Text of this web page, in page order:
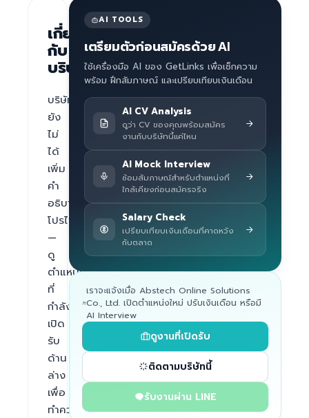
เกี่ยว
กับ
บริษัท
บริษัท
ยัง
ไม่
ได้
เพิ่ม
คำ
อธิบาย
โปรไฟล์
—
ดู
ตำแหน่ง
ที่
กำลัง
เปิด
รับ
ด้าน
ล่าง
เพื่อ
ทำความ
AI TOOLS
เตรียมตัวก่อนสมัครด้วย AI
ใช้เครื่องมือ AI ของ GetLinks เพื่อเช็กความ
พร้อม ฝึกสัมภาษณ์ และเปรียบเทียบเงินเดือน
AI CV Analysis
ดูว่า CV ของคุณพร้อมสมัคร
งานกับบริษัทนี้แค่ไหน
AI Mock Interview
ซ้อมสัมภาษณ์สำหรับตำแหน่งที่
ใกล้เคียงก่อนสมัครจริง
Salary Check
เปรียบเทียบเงินเดือนที่คาดหวัง
กับตลาด
เราจะแจ้งเมื่อ Abstech Online Solutions
Co., Ltd. เปิดตำแหน่งใหม่ ปรับเงินเดือน หรือมี
AI Interview
ดูงานที่เปิดรับ
ติดตามบริษัทนี้
รับงานผ่าน LINE